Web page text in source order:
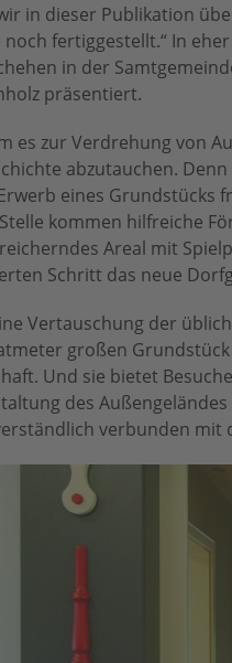
in dieser Publikation
noch fertiggestellt.“ In
in der
präsentiert.
es zur Verdrehung von
abzutauchen.
eines Grundstücks
kommen hilfreiche
Areal mit
Schritt das neue
Vertauschung der
großen
Und sie bietet
des
verbunden mit